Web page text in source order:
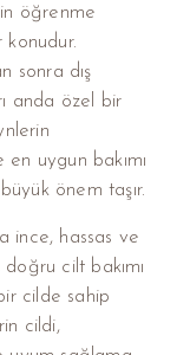
öğrenme
konudur.
sonra dış
anda özel bir
en uygun bakımı
önem taşır.
ince, hassas ve
cilt bakımı
cilde sahip
cildi,